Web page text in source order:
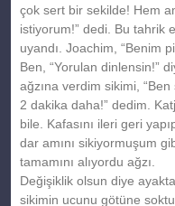
çok sert bir sekilde! Hem
istiyorum!” dedi. Bu tahrik
uyandı. Joachim, “Benim
Ben, “Yorulan dinlensin!”
ağzına verdim sikimi,
2 dakika daha!” dedim.
bile. Kafasını ileri geri
dar amını sikiyormuşum
tamamını alıyordu ağzı.
Değişiklik olsun diye
sikimin ucunu götüne